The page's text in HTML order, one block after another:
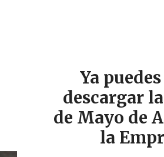
Ya
descargar
de Mayo de
la